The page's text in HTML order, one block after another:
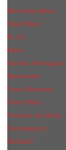
Mercedes-Benz
Mont Blanc
M.А.C.
Mexx
Narciso Rodriguez
Nasomatto
Paco Rabanne
Paris Hilton
Parfums de Marly
Penhaligon​'s
RicHarD